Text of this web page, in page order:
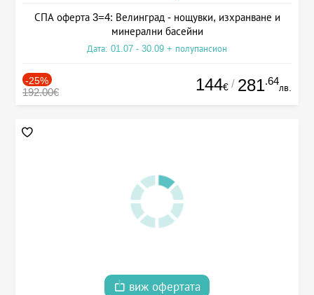
СПА оферта 3=4: Велинград - нощувки, изхранване и
минерални басейни
Дата: 01.07 - 30.09 + полупансион
-25%
192.00€ 144€ / 281.64
лв.
виж офертата